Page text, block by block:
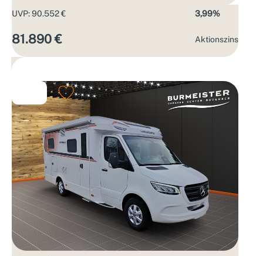
UVP: 90.552 €
81.890 €
3,99%
Aktions­zins